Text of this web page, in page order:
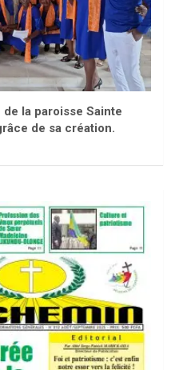
la paroisse Sainte
de sa création.